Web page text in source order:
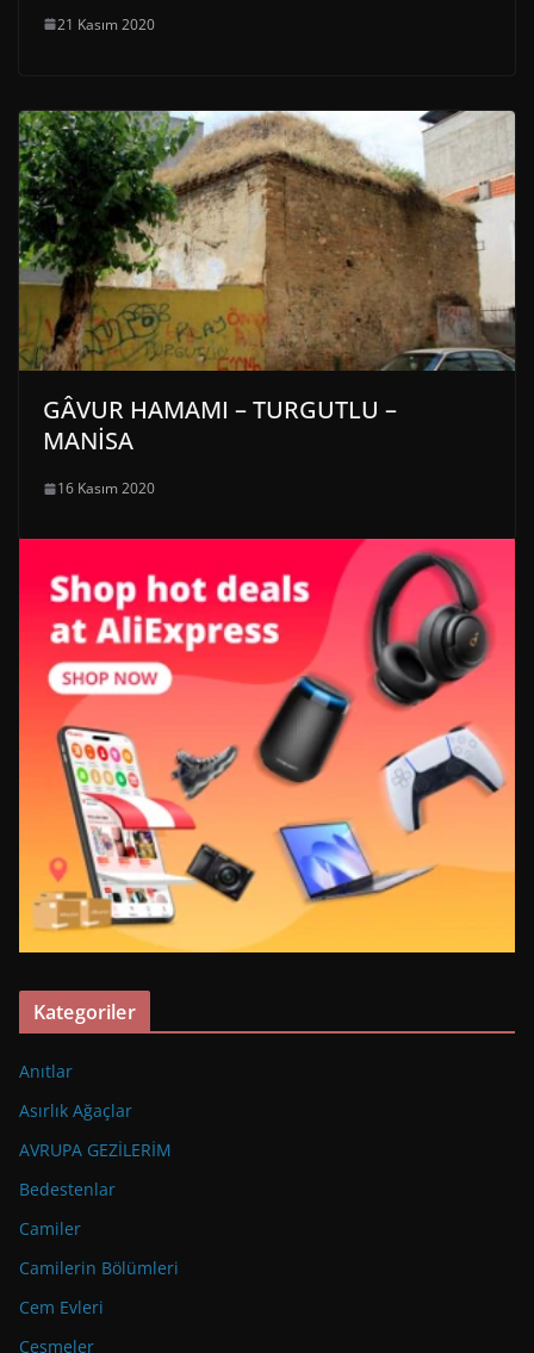
21 Kasım 2020
GÂVUR HAMAMI – TURGUTLU –
MANİSA
16 Kasım 2020
Kategoriler
Anıtlar
Asırlık Ağaçlar
AVRUPA GEZİLERİM
Bedestenlar
Camiler
Camilerin Bölümleri
Cem Evleri
Çeşmeler